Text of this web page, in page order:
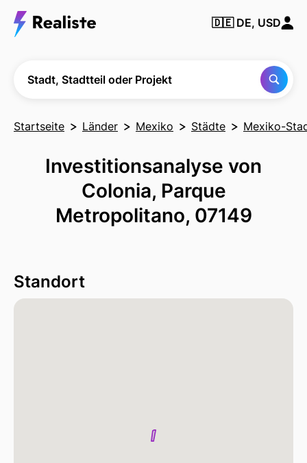
Finden Sie
jede Stadt,
🇩🇪 DE, USD
Stadt, Stadtteil oder Projekt
Startseite Länder Mexiko Städte Mexiko-
Investitionsanalyse von
Colonia, Parque
Metropolitano, 07149
Standort